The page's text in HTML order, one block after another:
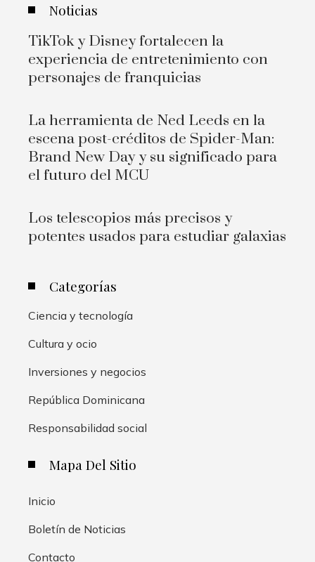
Noticias
TikTok y Disney fortalecen la
experiencia de entretenimiento con
personajes de franquicias
La herramienta de Ned Leeds en la
escena post-créditos de Spider-Man:
Brand New Day y su significado para
el futuro del MCU
Los telescopios más precisos y
potentes usados para estudiar galaxias
Categorías
Ciencia y tecnología
Cultura y ocio
Inversiones y negocios
República Dominicana
Responsabilidad social
Mapa Del Sitio
Inicio
Boletín de Noticias
Contacto